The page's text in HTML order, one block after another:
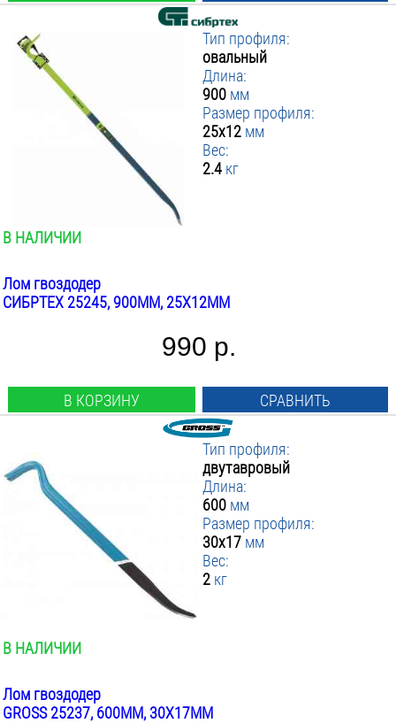
Тип профиля:
овальный
Длина:
900 мм
Размер профиля:
25x12 мм
Вес:
2.4 кг
В НАЛИЧИИ
Лом гвоздодер
СИБРТЕХ 25245, 900ММ, 25X12ММ
990 р.
В КОРЗИНУ СРАВНИТЬ
Тип профиля:
двутавровый
Длина:
600 мм
Размер профиля:
30x17 мм
Вес:
2 кг
В НАЛИЧИИ
Лом гвоздодер
GROSS 25237, 600ММ, 30X17ММ